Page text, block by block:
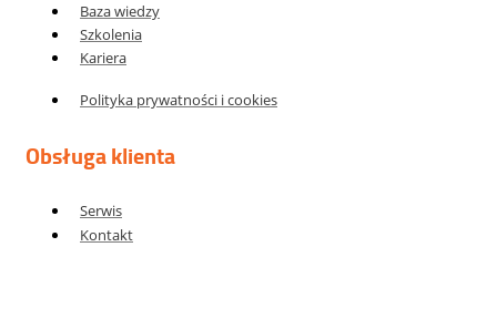
Baza wiedzy
Szkolenia
Kariera
Polityka prywatności i cookies
Obsługa klienta
Serwis
Kontakt